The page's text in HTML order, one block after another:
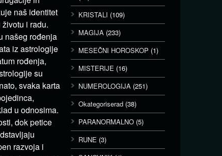
naš identitet
i radu.
našeg rođenja
iz astrologije
rođenja,
su
svaka karta
u odnosima.
dok petice
razvoja i
KRISTALI (109)
MAGIJA (233)
MESEČNI HOROSKOP (1)
MISTERIJE (16)
NUMEROLOGIJA (251)
Okategoriserad (38)
PARANORMALNO (5)
RUNE (3)